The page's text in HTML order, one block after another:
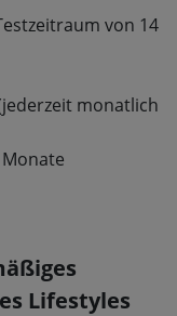
von 14
monatlich
Lifestyles